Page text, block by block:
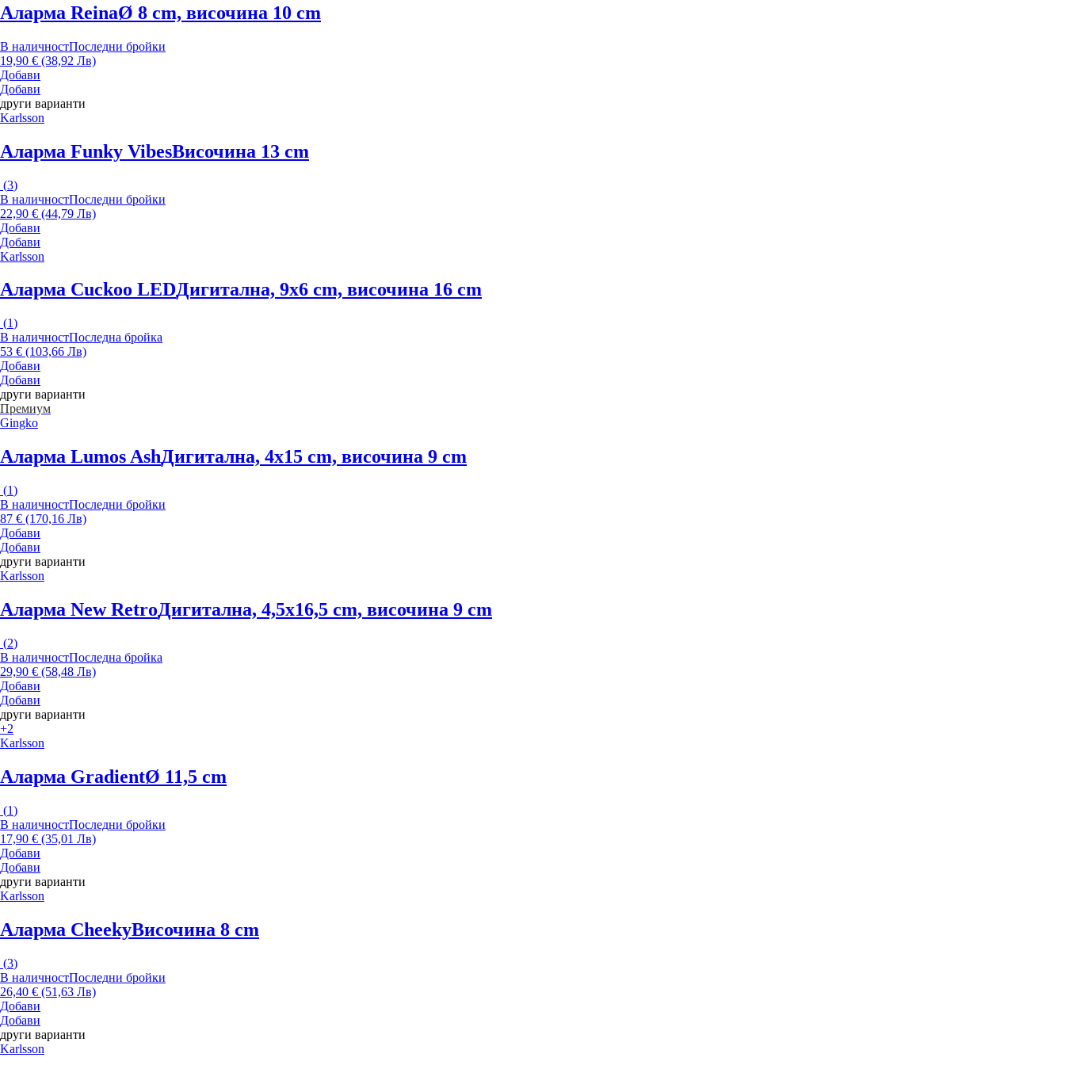
Аларма ReinaØ 8 cm, височина 10 cm
В наличностПоследни бройки
19,90 € (38,92 Лв)
Добави
Добави
други варианти
Karlsson
Аларма Funky VibesВисочина 13 cm
(3)
В наличностПоследни бройки
22,90 € (44,79 Лв)
Добави
Добави
Karlsson
Аларма Cuckoo LEDДигитална, 9x6 cm, височина 16 cm
(1)
В наличностПоследна бройка
53 € (103,66 Лв)
Добави
Добави
други варианти
Премиум
Gingko
Аларма Lumos AshДигитална, 4x15 cm, височина 9 cm
(1)
В наличностПоследни бройки
87 € (170,16 Лв)
Добави
Добави
други варианти
Karlsson
Аларма New RetroДигитална, 4,5x16,5 cm, височина 9 cm
(2)
В наличностПоследна бройка
29,90 € (58,48 Лв)
Добави
Добави
други варианти
+2
Karlsson
Аларма GradientØ 11,5 cm
(1)
В наличностПоследни бройки
17,90 € (35,01 Лв)
Добави
Добави
други варианти
Karlsson
Аларма CheekyВисочина 8 cm
(3)
В наличностПоследни бройки
26,40 € (51,63 Лв)
Добави
Добави
други варианти
Karlsson